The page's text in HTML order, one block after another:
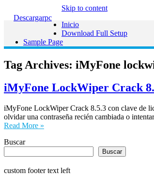
Descargarpc
Skip to content
Inicio
Download Full Setup
Sample Page
Tag Archives: iMyFone
iMyFone LockWiper Crack
iMyFone LockWiper Crack 8.5.3 con clave de
olvidar una contraseña recién cambiada o
Read More »
Buscar
Buscar
custom footer text left